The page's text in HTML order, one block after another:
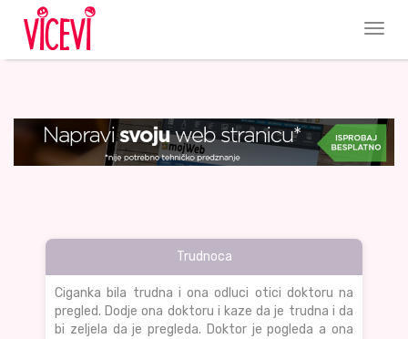
Trudnoca
Ciganka bila trudna i ona odluci otici doktoru na
pregled. Dodje ona doktoru i kaze da je trudna i da
bi zeljela da je pregleda. Doktor je pogleda a ona